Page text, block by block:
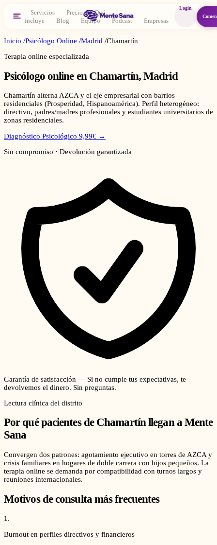
Servicios Precio
Qué
incluye
Blog Equipo Podcast Empresas
Login
Inicio /Psicólogo Online /Madrid /Chamartín
Terapia online especializada
Psicólogo online en Chamartín,Madrid
Chamartín alterna AZCA y el eje empresarial con barrios
residenciales (Prosperidad, Hispanoamérica). Perfil heterogéneo:
directivo, padres/madres profesionales y estudiantes universitarios de
zonas residenciales.
Diagnóstico Psicológico 9,99€ →
Sin compromiso · Devolución garantizada
Garantía de satisfacción — Si no cumple tus expectativas, te
devolvemos el dinero. Sin preguntas.
Lectura clínica del distrito
Por qué pacientes de Chamartínllegan a Mente
Sana
Convergen dos patrones: agotamiento ejecutivo en torres de AZCA y
crisis familiares en hogares de doble carrera con hijos pequeños. La
terapia online se demanda por compatibilidad con turnos largos y
reuniones internacionales.
Motivos de consulta más frecuentes
1.
Burnout en perfiles directivos y financieros